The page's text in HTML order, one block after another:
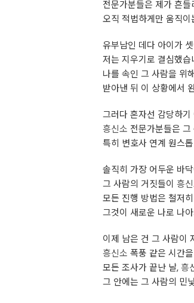
전문가분들은 제가 흔
오직 적법하게만 움직
유부남인 데다 아이가
저는 지우기로 결심했습
나를 속인 그 사람을 위
받아낸 뒤 이 상황에서
그러다 혼자선 감당하
흥신소 전문가분들은
특히 변호사 연계 원스
솔직히 가장 어두운 바
그 사람의 거짓들이 흥
모든 진행 방법은 철저
그것이 새로운 나로 나
이제 남은 건 그 사람이
흥신소 폭풍 같은 시간
모든 조사가 끝난 날,흥
그 안에는 그 사람의 민